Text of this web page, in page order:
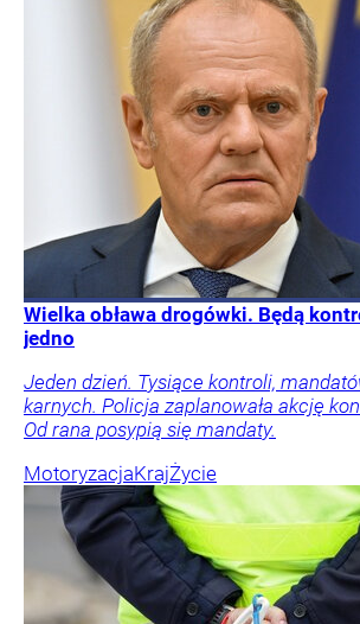
Wielka obława drogówki. Będą
jedno
Jeden dzień. Tysiące kontroli,
karnych. Policja zaplanowała akcję
Od rana posypią się mandaty.
MotoryzacjaKrajŻycie